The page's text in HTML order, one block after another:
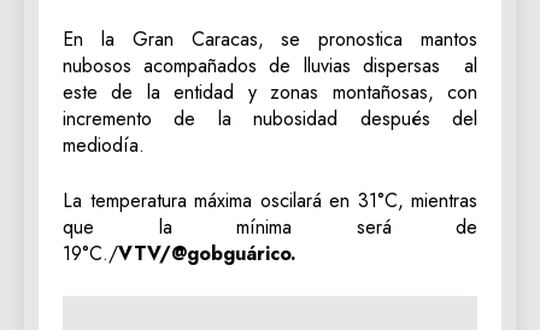
En la Gran Caracas, se pronostica mantos
nubosos acompañados de lluvias dispersas al
este de la entidad y zonas montañosas, con
incremento de la nubosidad después del
mediodía.
La temperatura máxima oscilará en 31°C, mientras
que la mínima será de
19°C./VTV/@gobguárico.